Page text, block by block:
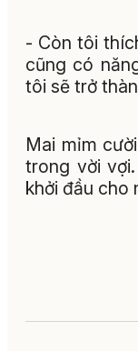
- Còn tôi
cũng có
tôi sẽ trở
Mai mỉm
trong vời
khởi đầu cho